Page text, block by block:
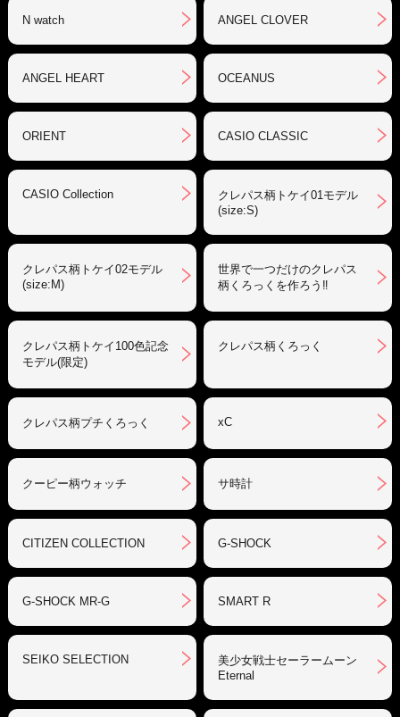
N watch ANGEL CLOVER
ANGEL HEART OCEANUS
ORIENT CASIO CLASSIC
CASIO Collection
クレパス柄トケイ01モデル
(size:S)
クレパス柄トケイ02モデル
(size:M)
世界で一つだけのクレパス
柄くろっくを作ろう‼︎
クレパス柄トケイ100色記念
モデル(限定)
クレパス柄くろっく
クレパス柄プチくろっく xC
クーピー柄ウォッチ サ時計
CITIZEN COLLECTION G-SHOCK
G-SHOCK MR-G SMART R
SEIKO SELECTION
美少女戦士セーラームーン
Eternal